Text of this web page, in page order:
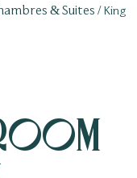
& Suites
King